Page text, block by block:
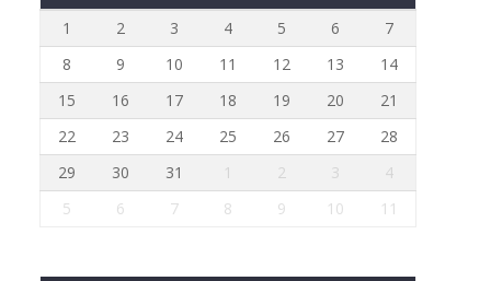
1 2 3 4 5 6
7
8
9 10 11 12 13
14
15
16 17 18 19 20
21
22
23 24 25 26 27
28
29
30 31 1 2 3
4
5
6 7 8 9 10 11